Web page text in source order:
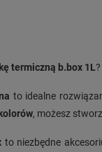
termiczną b.box 1L?
to idealne
, możesz
to niezbędne